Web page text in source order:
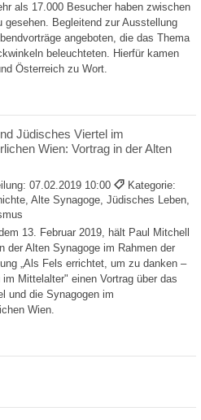
als 17.000 Besucher haben zwischen
gesehen. Begleitend zur Ausstellung
angeboten, die das Thema
beleuchteten. Hierfür kamen
Österreich zu Wort.
Jüdisches Viertel im
Wien: Vortrag in der Alten
07.02.2019 10:00
Kategorie:
Alte Synagoge, Jüdisches Leben,
13. Februar 2019, hält Paul Mitchell
der Alten Synagoge im Rahmen der
„Als Fels errichtet, um zu danken –
im Mittelalter" einen Vortrag über das
und die Synagogen im
Wien.